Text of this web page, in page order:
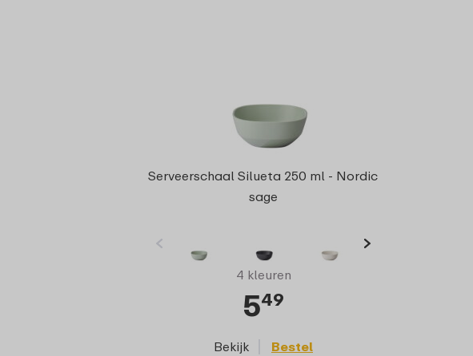
Serveerschaal Silueta 250 ml - Nordic
sage
4 kleuren
549
Bekijk Bestel